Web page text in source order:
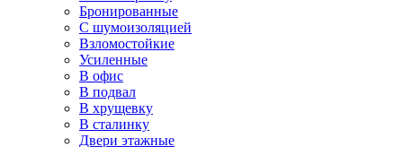
Бронированные
С шумоизоляцией
Взломостойкие
Усиленные
В офис
В подвал
В хрущевку
В сталинку
Двери этажные